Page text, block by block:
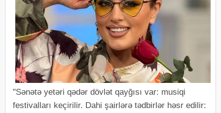
"Sənətə yetəri qədər dövlət qayğısı var: musiqi
festivalları keçirilir. Dahi şairlərə tədbirlər həsr edilir: